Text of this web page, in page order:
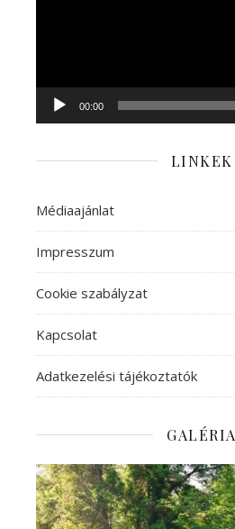
00:00
LINKEK
Médiaajánlat
Impresszum
Cookie szabályzat
Kapcsolat
Adatkezelési tájékoztatók
GALÉRIA